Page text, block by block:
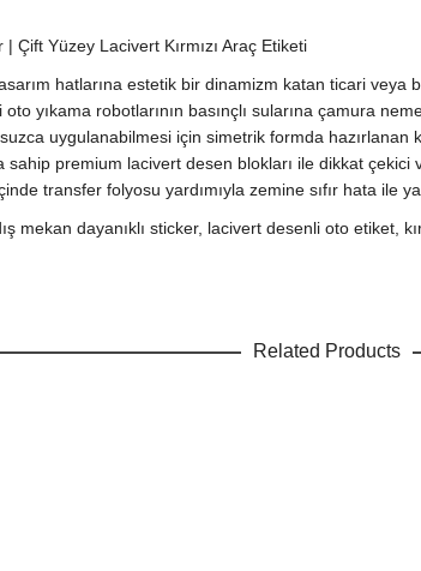
Yüzey Lacivert Kırmızı Araç Etiketi
hatlarına estetik bir dinamizm katan ticari
yıkama robotlarının basınçlı sularına çamura
uygulanabilmesi için simetrik formda
premium lacivert desen blokları ile dikkat
transfer folyosu yardımıyla zemine sıfır hata ile
dayanıklı sticker, lacivert desenli oto etiket,
Related Products